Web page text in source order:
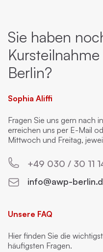
Sie haben
Berlin?
Sophia Aliffi
Fragen Sie uns gern nach
erreichen uns per E-Mail
Mittwoch und Freitag,
+49 030 / 30 11
info@awp-
Unsere FAQ
Hier finden Sie die
häufigsten Fragen.